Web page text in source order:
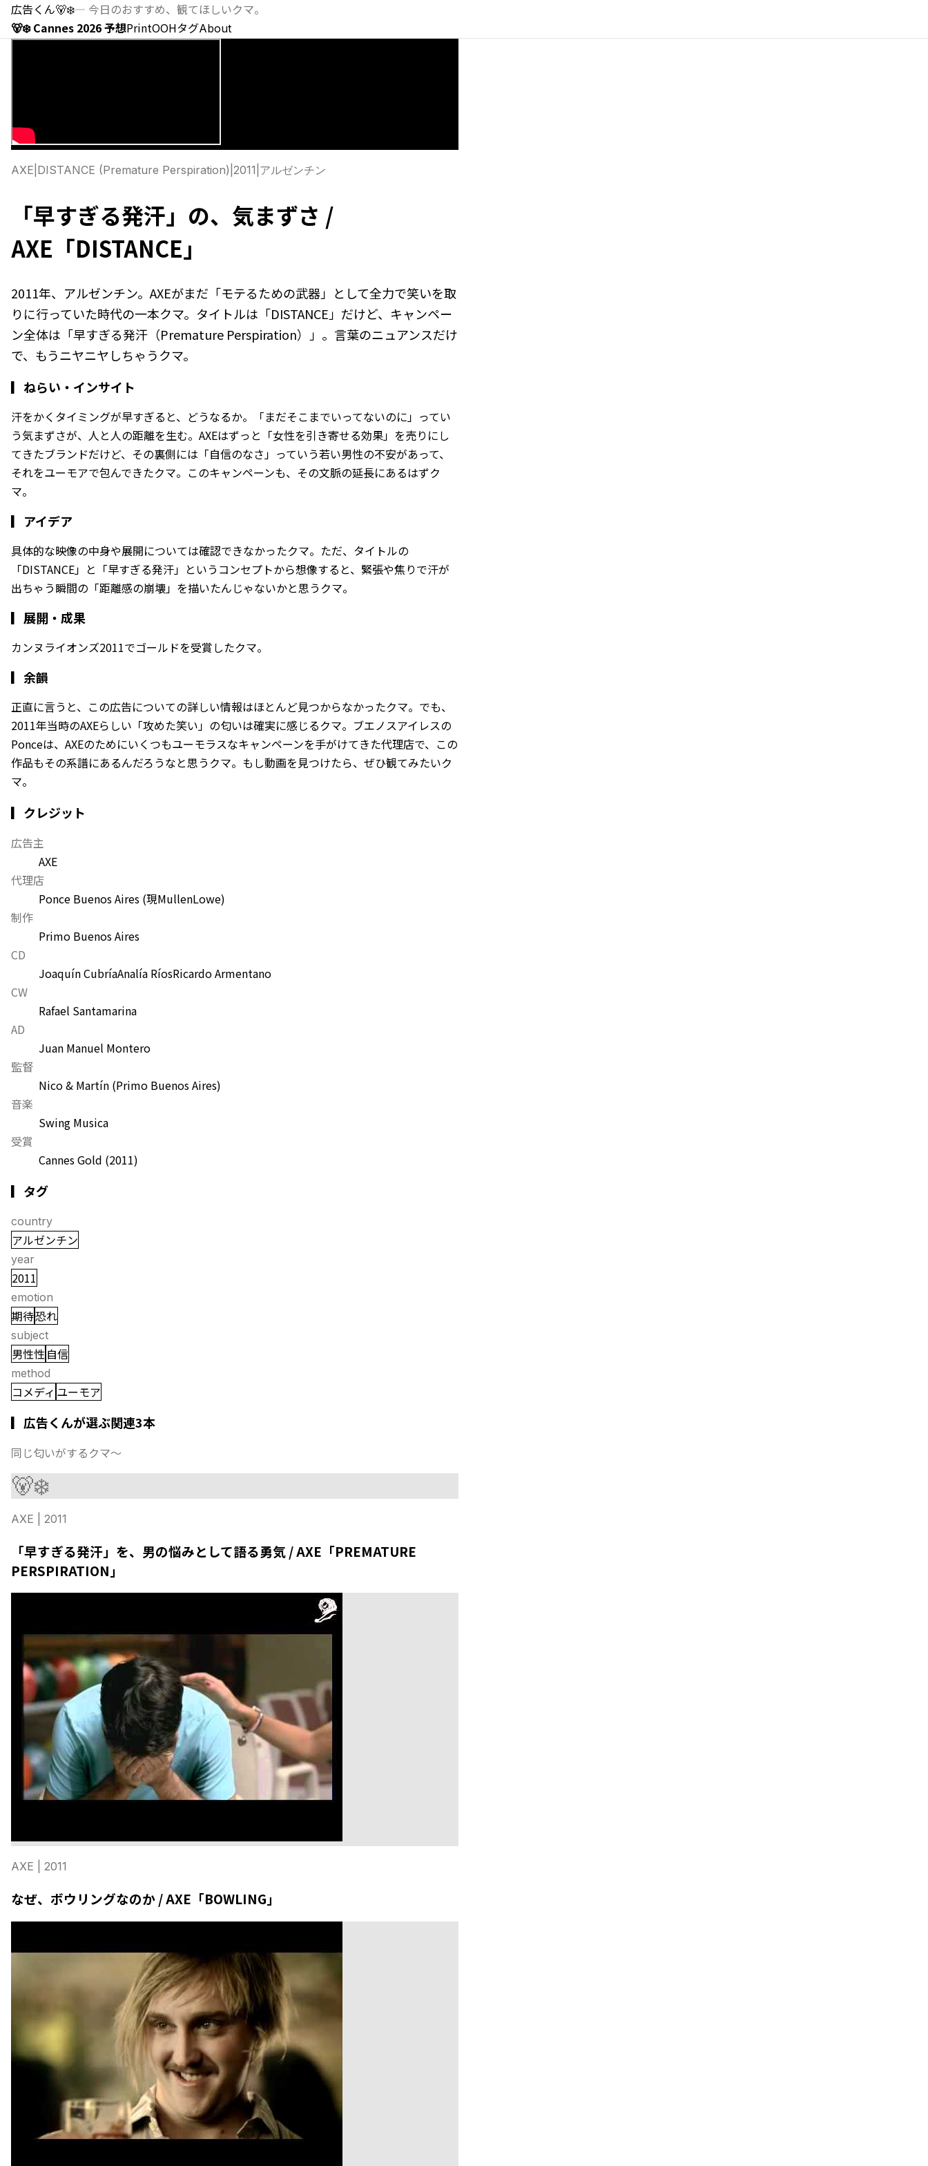
広告くん🐻‍❄️— 今日のおすすめ、観てほしいクマ。
🐻‍❄️ Cannes 2026 予想PrintOOHタグAbout
AXE DISTANCE (Premature Perspiration) 2011 アルゼンチン
「早すぎる発汗」の、気まずさ /
AXE「DISTANCE」
2011年、アルゼンチン。AXEがまだ「モテるための武器」として全力で笑いを取
りに行っていた時代の一本クマ。タイトルは「DISTANCE」だけど、キャンペー
ン全体は「早すぎる発汗（Premature Perspiration）」。言葉のニュアンスだけ
で、もうニヤニヤしちゃうクマ。
▎ ねらい・インサイト
汗をかくタイミングが早すぎると、どうなるか。「まだそこまでいってないのに」ってい
う気まずさが、人と人の距離を生む。AXEはずっと「女性を引き寄せる効果」を売りにし
てきたブランドだけど、その裏側には「自信のなさ」っていう若い男性の不安があって、
それをユーモアで包んできたクマ。このキャンペーンも、その文脈の延長にあるはずク
マ。
▎ アイデア
具体的な映像の中身や展開については確認できなかったクマ。ただ、タイトルの
「DISTANCE」と「早すぎる発汗」というコンセプトから想像すると、緊張や焦りで汗が
出ちゃう瞬間の「距離感の崩壊」を描いたんじゃないかと思うクマ。
▎ 展開・成果
カンヌライオンズ2011でゴールドを受賞したクマ。
▎ 余韻
正直に言うと、この広告についての詳しい情報はほとんど見つからなかったクマ。でも、
2011年当時のAXEらしい「攻めた笑い」の匂いは確実に感じるクマ。ブエノスアイレスの
Ponceは、AXEのためにいくつもユーモラスなキャンペーンを手がけてきた代理店で、この
作品もその系譜にあるんだろうなと思うクマ。もし動画を見つけたら、ぜひ観てみたいク
マ。
▎クレジット
広告主
AXE
代理店
Ponce Buenos Aires (現MullenLowe)
制作
Primo Buenos Aires
CD
Joaquín CubríaAnalía RíosRicardo Armentano
CW
Rafael Santamarina
AD
Juan Manuel Montero
監督
Nico & Martín (Primo Buenos Aires)
音楽
Swing Musica
受賞
Cannes Gold (2011)
▎タグ
country
アルゼンチン
year
2011
emotion
期待恐れ
subject
男性性自信
method
コメディ ユーモア
▎広告くんが選ぶ関連3本
同じ匂いがするクマ〜
🐻‍❄️
AXE | 2011
「早すぎる発汗」を、男の悩みとして語る勇気 / AXE「PREMATURE
PERSPIRATION」
AXE | 2011
なぜ、ボウリングなのか / AXE「BOWLING」